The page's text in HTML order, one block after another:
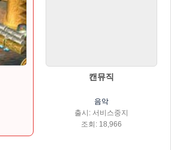
캔뮤직
음악
출시: 서비스중지
조회: 18,966